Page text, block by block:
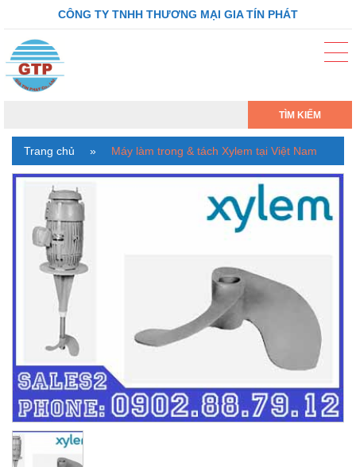
CÔNG TY TNHH THƯƠNG MẠI GIA TÍN PHÁT
TÌM KIẾM
Trang chủ » Máy làm trong & tách Xylem tại Việt Nam